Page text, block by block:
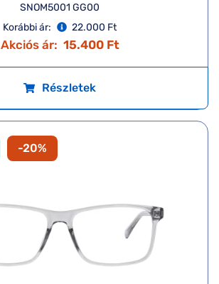
SNOM5001 GG00
Korábbi ár:
22.000 Ft
Akciós ár: 15.400 Ft
Részletek
-20%